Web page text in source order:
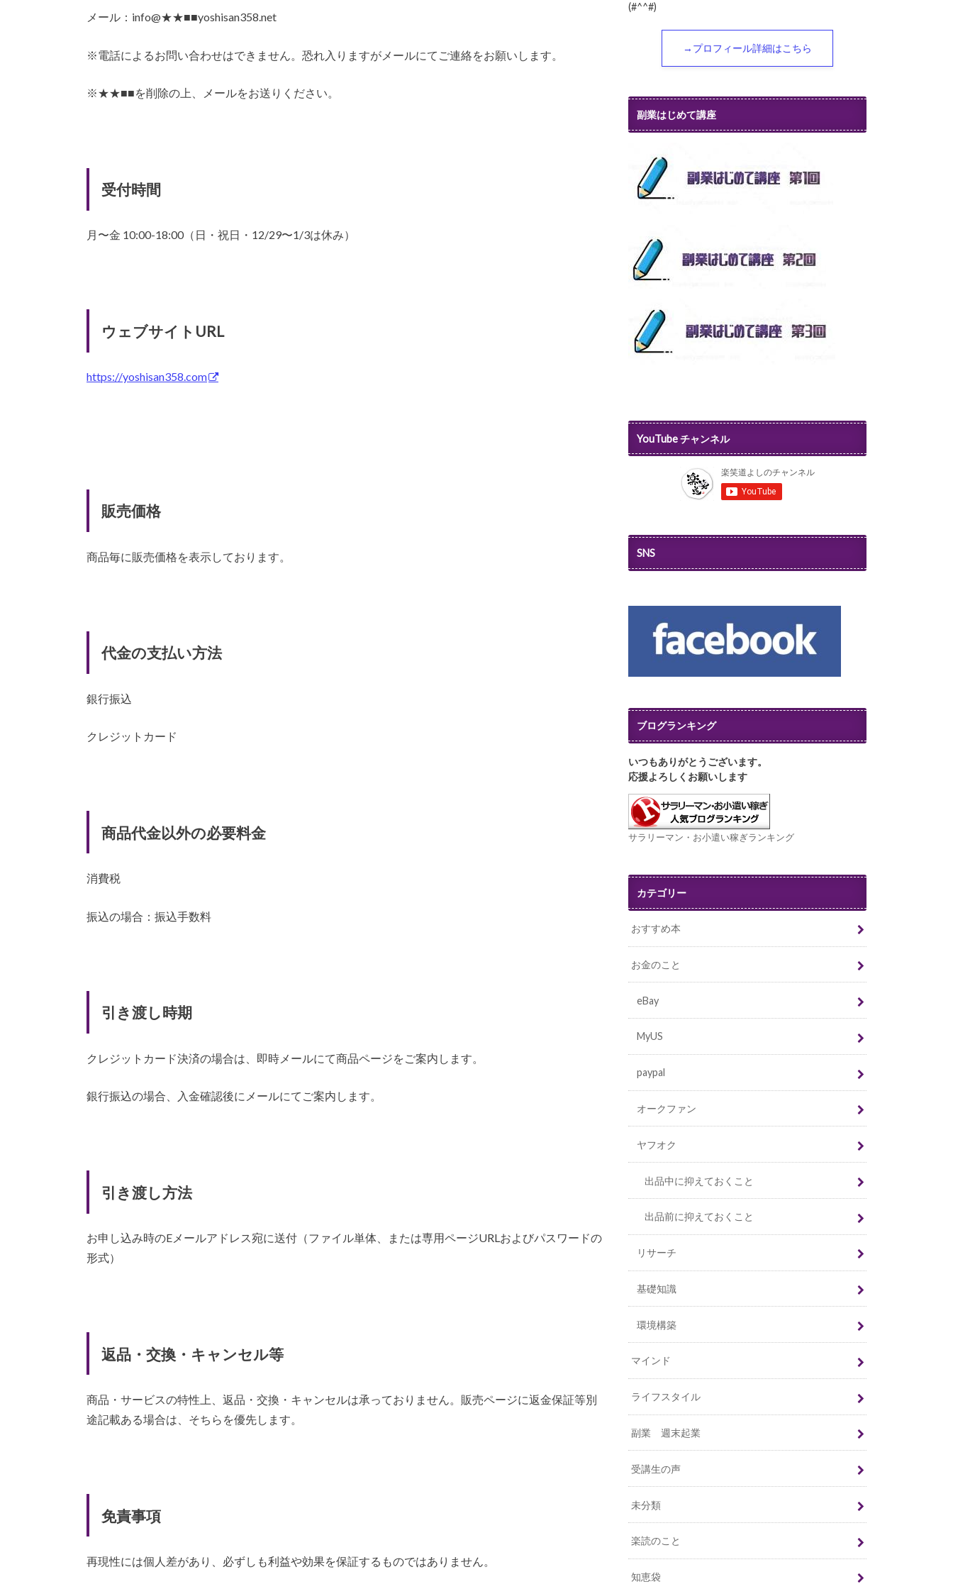
メール：info@★★■■yoshisan358.net
※電話によるお問い合わせはできません。恐れ入りますがメールにてご連絡をお願いします。
※★★■■を削除の上、メールをお送りください。
受付時間
月〜金 10:00-18:00（日・祝日・12/29〜1/3は休み）
ウェブサイトURL
https://yoshisan358.com
販売価格
商品毎に販売価格を表示しております。
代金の支払い方法
銀行振込
クレジットカード
商品代金以外の必要料金
消費税
振込の場合：振込手数料
引き渡し時期
クレジットカード決済の場合は、即時メールにて商品ページをご案内します。
銀行振込の場合、入金確認後にメールにてご案内します。
引き渡し方法
お申し込み時のEメールアドレス宛に送付（ファイル単体、または専用ページURLおよびパスワードの
形式）
返品・交換・キャンセル等
商品・サービスの特性上、返品・交換・キャンセルは承っておりません。販売ページに返金保証等別
途記載ある場合は、そちらを優先します。
免責事項
再現性には個人差があり、必ずしも利益や効果を保証するものではありません。
(#^^#)
→プロフィール詳細はこちら
副業はじめて講座
YouTube チャンネル
SNS
ブログランキング
いつもありがとうございます。
応援よろしくお願いします
サラリーマン・お小遣い稼ぎランキング
カテゴリー
おすすめ本
お金のこと
eBay
MyUS
paypal
オークファン
ヤフオク
出品中に抑えておくこと
出品前に抑えておくこと
リサーチ
基礎知識
環境構築
マインド
ライフスタイル
副業 週末起業
受講生の声
未分類
楽読のこと
知恵袋